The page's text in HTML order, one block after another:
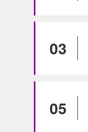
03
05